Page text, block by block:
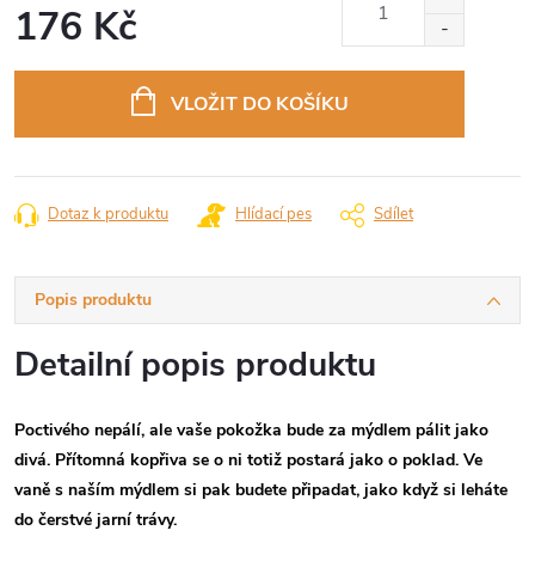
176 Kč
VLOŽIT DO KOŠÍKU
Dotaz k produktu Hlídací pes Sdílet
Popis produktu
Detailní popis produktu
Poctivého nepálí, ale vaše pokožka bude za mýdlem pálit jako
divá. Přítomná kopřiva se o ni totiž postará jako o poklad. Ve
vaně s naším mýdlem si pak budete připadat, jako když si leháte
do čerstvé jarní trávy.